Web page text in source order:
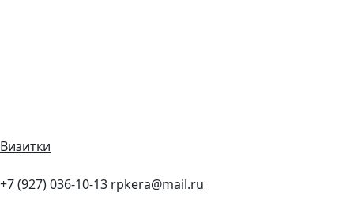
Визитки
+7 (927) 036-10-13 rpkera@mail.ru